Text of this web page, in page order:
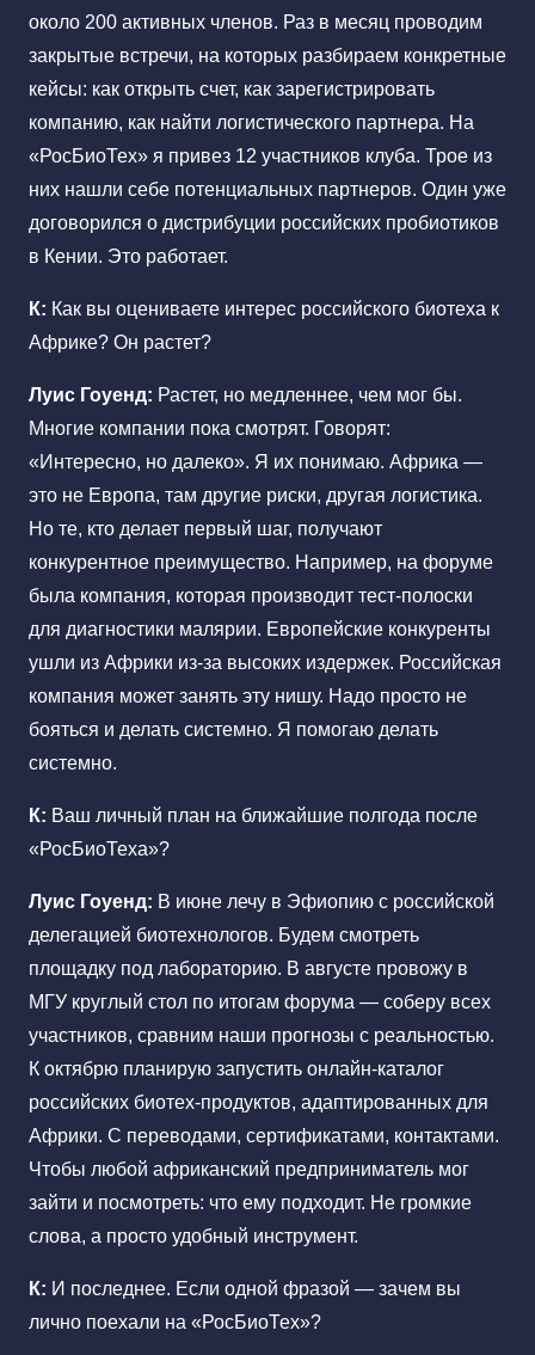
около 200 активных членов. Раз в месяц проводим
закрытые встречи, на которых разбираем конкретные
кейсы: как открыть счет, как зарегистрировать
компанию, как найти логистического партнера. На
«РосБиоТех» я привез 12 участников клуба. Трое из
них нашли себе потенциальных партнеров. Один уже
договорился о дистрибуции российских пробиотиков
в Кении. Это работает.
К: Как вы оцениваете интерес российского биотеха к
Африке? Он растет?
Луис Гоуенд: Растет, но медленнее, чем мог бы.
Многие компании пока смотрят. Говорят:
«Интересно, но далеко». Я их понимаю. Африка —
это не Европа, там другие риски, другая логистика.
Но те, кто делает первый шаг, получают
конкурентное преимущество. Например, на форуме
была компания, которая производит тест-полоски
для диагностики малярии. Европейские конкуренты
ушли из Африки из-за высоких издержек. Российская
компания может занять эту нишу. Надо просто не
бояться и делать системно. Я помогаю делать
системно.
К: Ваш личный план на ближайшие полгода после
«РосБиоТеха»?
Луис Гоуенд: В июне лечу в Эфиопию с российской
делегацией биотехнологов. Будем смотреть
площадку под лабораторию. В августе провожу в
МГУ круглый стол по итогам форума — соберу всех
участников, сравним наши прогнозы с реальностью.
К октябрю планирую запустить онлайн-каталог
российских биотех-продуктов, адаптированных для
Африки. С переводами, сертификатами, контактами.
Чтобы любой африканский предприниматель мог
зайти и посмотреть: что ему подходит. Не громкие
слова, а просто удобный инструмент.
К: И последнее. Если одной фразой — зачем вы
лично поехали на «РосБиоТех»?